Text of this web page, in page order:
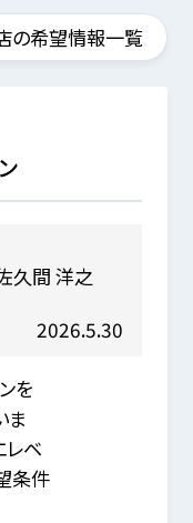
の希望情報一覧
久間 洋之
2026.5.30
を
ま
レベ
条件